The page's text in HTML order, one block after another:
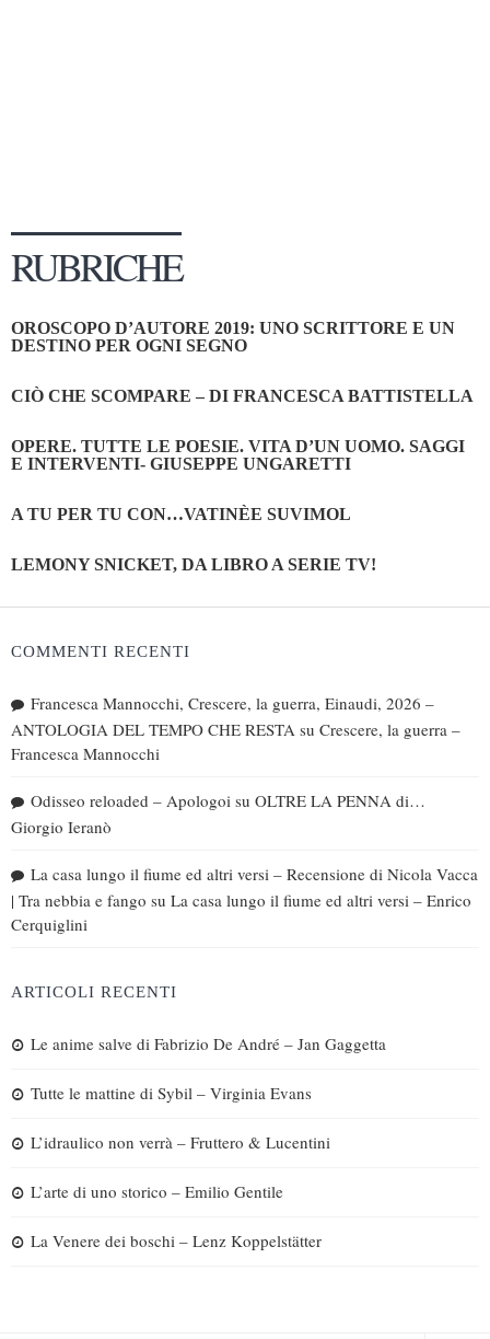
Tabù Festival 2014
A Tutto Volume
Marketing
RUBRICHE
OROSCOPO D’AUTORE 2019: UNO SCRITTORE E UN
DESTINO PER OGNI SEGNO
CIÒ CHE SCOMPARE – DI FRANCESCA BATTISTELLA
OPERE. TUTTE LE POESIE. VITA D’UN UOMO. SAGGI
E INTERVENTI- GIUSEPPE UNGARETTI
A TU PER TU CON…VATINÈE SUVIMOL
LEMONY SNICKET, DA LIBRO A SERIE TV!
COMMENTI RECENTI
Francesca Mannocchi, Crescere, la guerra, Einaudi, 2026 –
ANTOLOGIA DEL TEMPO CHE RESTA su Crescere, la guerra –
Francesca Mannocchi
Odisseo reloaded – Apologoi su OLTRE LA PENNA di…
Giorgio Ieranò
La casa lungo il fiume ed altri versi – Recensione di Nicola Vacca
| Tra nebbia e fango su La casa lungo il fiume ed altri versi – Enrico
Cerquiglini
ARTICOLI RECENTI
Le anime salve di Fabrizio De André – Jan Gaggetta
Tutte le mattine di Sybil – Virginia Evans
L’idraulico non verrà – Fruttero & Lucentini
L’arte di uno storico – Emilio Gentile
La Venere dei boschi – Lenz Koppelstätter